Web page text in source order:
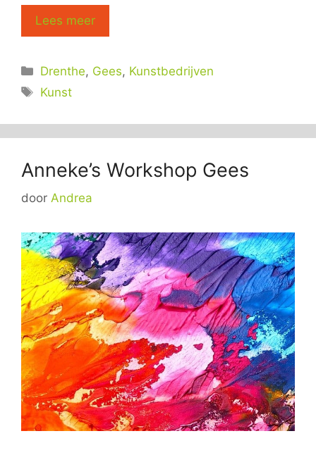
Lees meer
Categorieën
Drenthe, Gees, Kunstbedrijven
Tags
Kunst
Anneke’s Workshop Gees
door Andrea